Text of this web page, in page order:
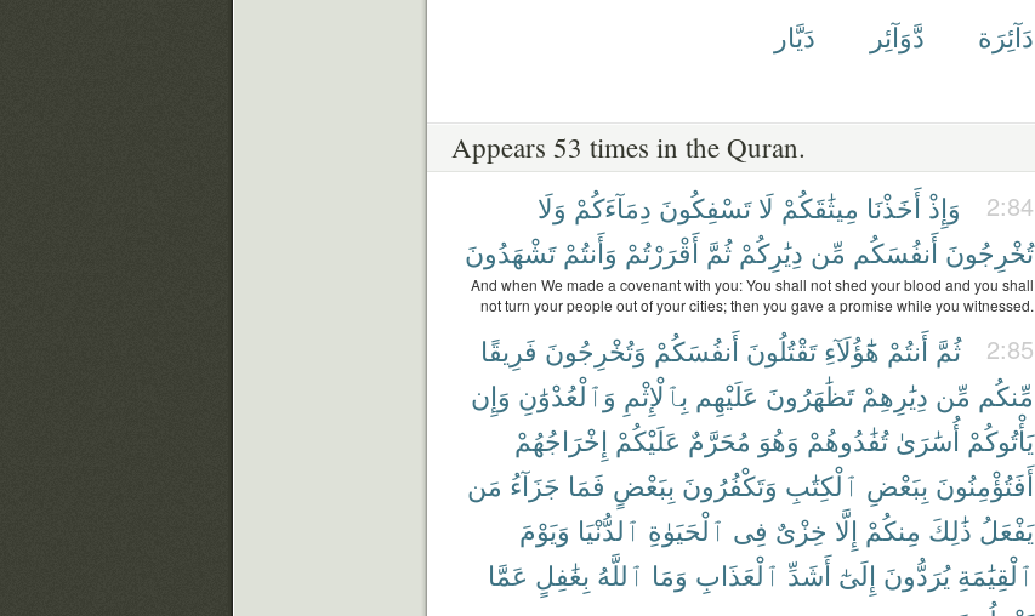
دَآئِرَة
دَّوَآئِر دَيَّار
Appears 53 times in the Quran.
2:84 وَإِذْ أَخَذْنَا مِيثَٰقَكُمْ لَا تَسْفِكُونَ دِمَآءَكُمْ وَلَا
تُخْرِجُونَ أَنفُسَكُم مِّن دِيَٰرِكُمْ ثُمَّ أَقْرَرْتُمْ وَأَنتُمْ تَشْهَدُونَ
And when We made a covenant with you: You shall not shed your blood and you shall
not turn your people out of your cities; then you gave a promise while you witnessed.
2:85 ثُمَّ أَنتُمْ هَٰٓؤُلَآءِ تَقْتُلُونَ أَنفُسَكُمْ وَتُخْرِجُونَ فَرِيقًا
مِّنكُم مِّن دِيَٰرِهِمْ تَظَٰهَرُونَ عَلَيْهِم بِٱلْإِثْمِ وَٱلْعُدْوَٰنِ وَإِن
يَأْتُوكُمْ أُسَٰرَىٰ تُفَٰدُوهُمْ وَهُوَ مُحَرَّمٌ عَلَيْكُمْ إِخْرَاجُهُمْ
أَفَتُؤْمِنُونَ بِبَعْضِ ٱلْكِتَٰبِ وَتَكْفُرُونَ بِبَعْضٍ فَمَا جَزَآءُ مَن
يَفْعَلُ ذَٰلِكَ مِنكُمْ إِلَّا خِزْىٌ فِى ٱلْحَيَوٰةِ ٱلدُّنْيَا وَيَوْمَ
ٱلْقِيَٰمَةِ يُرَدُّونَ إِلَىٰٓ أَشَدِّ ٱلْعَذَابِ وَمَا ٱللَّهُ بِغَٰفِلٍ عَمَّا